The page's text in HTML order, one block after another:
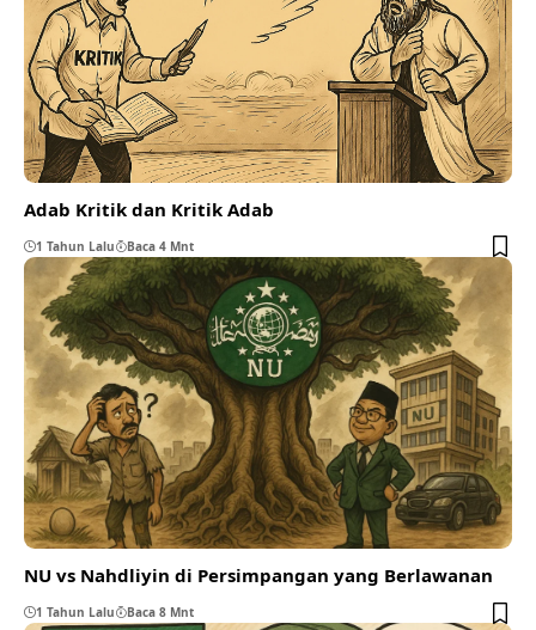
Adab Kritik dan Kritik Adab
1 Tahun Lalu Baca 4 Mnt
NU vs Nahdliyin di Persimpangan yang Berlawanan
1 Tahun Lalu Baca 8 Mnt